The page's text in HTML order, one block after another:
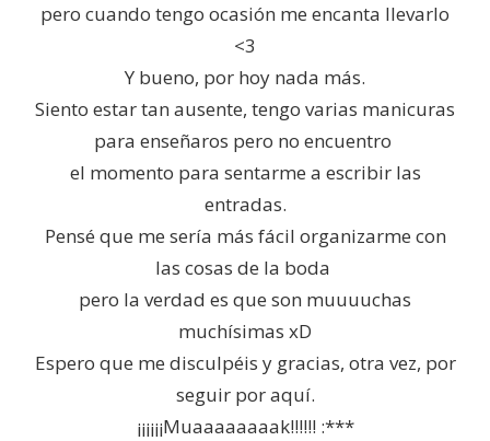
pero cuando tengo ocasión me encanta llevarlo
<3
Y bueno, por hoy nada más.
Siento estar tan ausente, tengo varias manicuras
para enseñaros pero no encuentro
el momento para sentarme a escribir las
entradas.
Pensé que me sería más fácil organizarme con
las cosas de la boda
pero la verdad es que son muuuuchas
muchísimas xD
Espero que me disculpéis y gracias, otra vez, por
seguir por aquí.
¡¡¡¡¡¡Muaaaaaaaak!!!!!! :***